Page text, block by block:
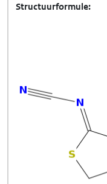
Structuurformule